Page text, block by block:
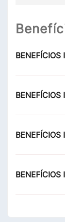
BENEFÍCIOS
BENEFÍCIOS
BENEFÍCIOS
BENEFÍCIOS